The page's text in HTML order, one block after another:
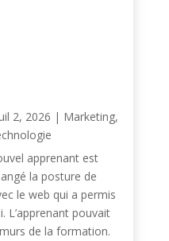
2, 2026 | Marketing,
apprenant est
la posture de
le web qui a permis
L’apprenant pouvait
de la formation.